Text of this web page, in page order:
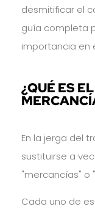
desmitificar el
guía completa
importancia en
¿QUÉ ES
En la jerga del
sustituirse a
"mercancías" o
Cada uno de